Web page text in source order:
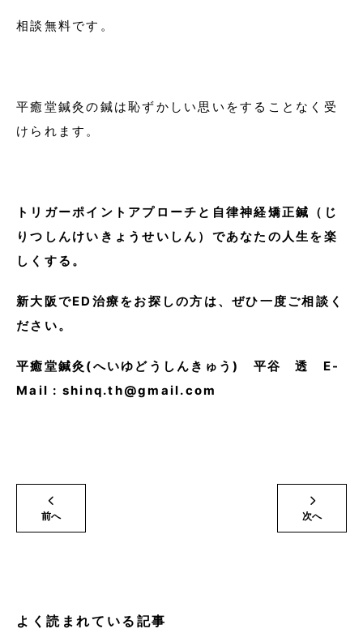
相談無料です。
平癒堂鍼灸の鍼は恥ずかしい思いをすることなく受
けられます。
トリガーポイントアプローチと自律神経矯正鍼（じ
りつしんけいきょうせいしん）であなたの人生を楽
しくする。
新大阪でED治療をお探しの方は、ぜひ一度ご相談く
ださい。
平癒堂鍼灸(へいゆどうしんきゅう) 平谷 透 E-
Mail : shinq.th@gmail.com
前へ 次へ
よく読まれている記事